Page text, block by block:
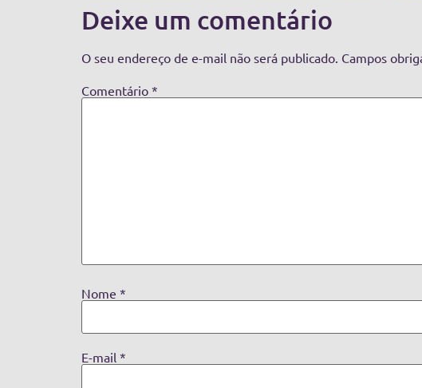
Deixe um comentário
O seu endereço de e-mail não será publicado. Campos
Comentário *
Nome *
E-mail *